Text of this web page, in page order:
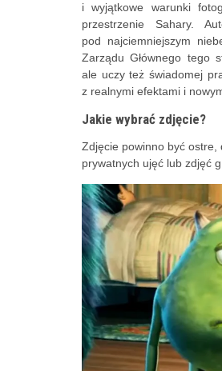
i wyjątkowe warunki
przestrzenie Sahary.
pod najciemniejszym
Zarządu Głównego tego
ale uczy też świadomej
z realnymi efektami i
Jakie wybrać zdjęcie?
Zdjęcie powinno być ostre,
prywatnych ujęć lub zdjęć